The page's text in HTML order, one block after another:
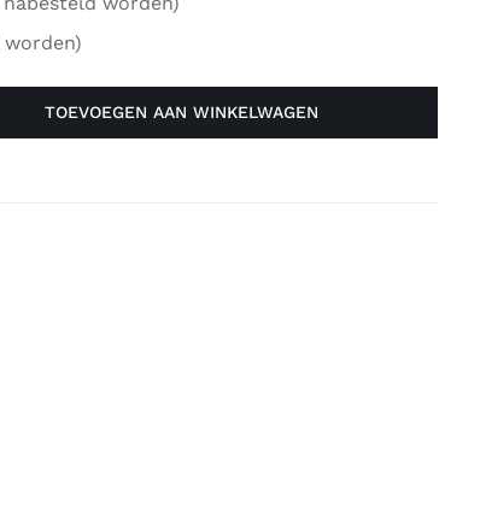
TOEVOEGEN AAN WINKELWAGEN